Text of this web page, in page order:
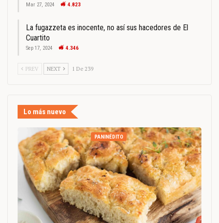
Mar 27, 2024 4.823
La fugazzeta es inocente, no así sus hacedores de El
Cuartito
Sep 17, 2024 4.346
PREV NEXT 1 De 239
Lo más nuevo
PANINÉDITO